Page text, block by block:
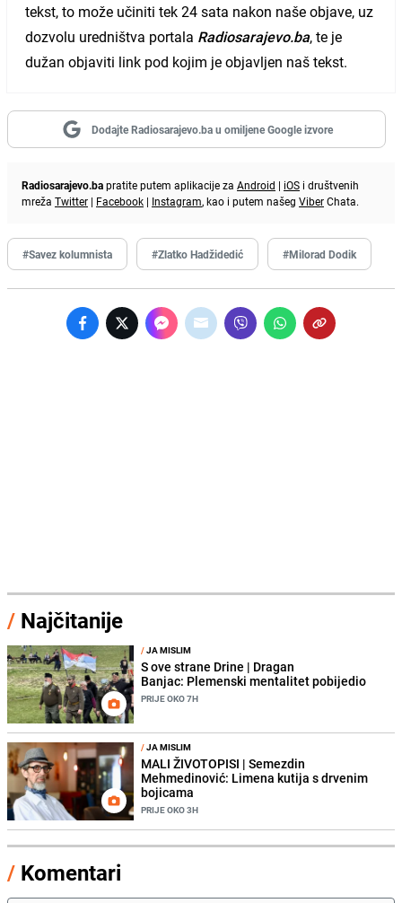
tekst, to može učiniti tek 24 sata nakon naše objave, uz
dozvolu uredništva portala Radiosarajevo.ba, te je
dužan objaviti link pod kojim je objavljen naš tekst.
Dodajte Radiosarajevo.ba u omiljene Google izvore
Radiosarajevo.bapratite putem aplikacije za Android | iOS i društvenih
mreža Twitter | Facebook | Instagram, kao i putem našeg ViberChata.
#Savez kolumnista #Zlatko Hadžidedić #Milorad Dodik
/ Najčitanije
/JA MISLIM
S ove strane Drine | Dragan
Banjac: Plemenski mentalitet pobijedio
PRIJE OKO 7H
/JA MISLIM
MALI ŽIVOTOPISI | Semezdin
Mehmedinović: Limena kutija s drvenim
bojicama
PRIJE OKO 3H
/ Komentari